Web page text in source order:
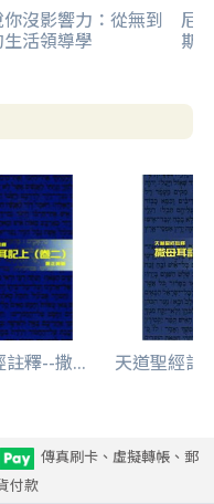
沒影響力：從無到
活領導學
尼
斯
註釋--撒... 天道聖經註
傳真刷卡、虛擬轉帳、郵
付款